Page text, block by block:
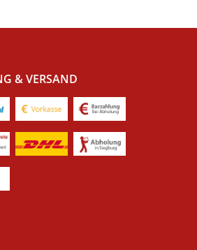
& VERSAND